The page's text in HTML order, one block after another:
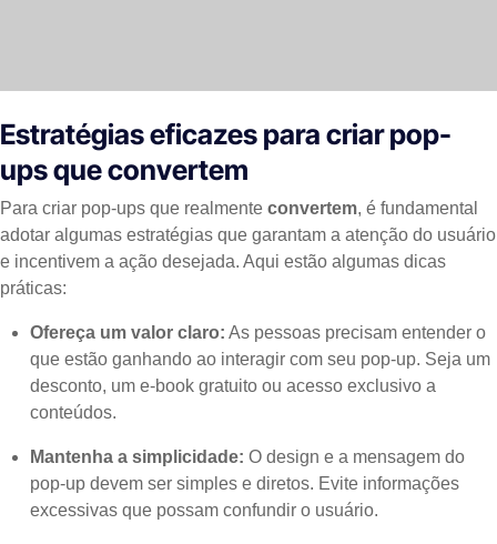
Estratégias eficazes para criar pop-
ups que convertem
Para criar pop-ups que realmente convertem, é fundamental
adotar algumas estratégias que garantam a atenção do usuário
e incentivem a ação desejada. Aqui estão algumas dicas
práticas:
Ofereça um valor claro: As pessoas precisam entender o
que estão ganhando ao interagir com seu pop-up. Seja um
desconto, um e-book gratuito ou acesso exclusivo a
conteúdos.
Mantenha a simplicidade: O design e a mensagem do
pop-up devem ser simples e diretos. Evite informações
excessivas que possam confundir o usuário.